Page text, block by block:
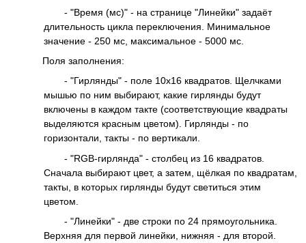
- "Время (мс)" - на странице "Линейки" задаёт
длительность цикла переключения. Минимальное
значение - 250 мс, максимальное - 5000 мс.
Поля заполнения:
- "Гирлянды" - поле 10x16 квадратов. Щелчками
мышью по ним выбирают, какие гирлянды будут
включены в каждом такте (соответствующие квадраты
выделяются красным цветом). Гирлянды - по
горизонтали, такты - по вертикали.
- "RGB-гирлянда" - столбец из 16 квадратов.
Сначала выбирают цвет, а затем, щёлкая по квадратам,
такты, в которых гирлянды будут светиться этим
цветом.
- "Линейки" - две строки по 24 прямоугольника.
Верхняя для первой линейки, нижняя - для второй.